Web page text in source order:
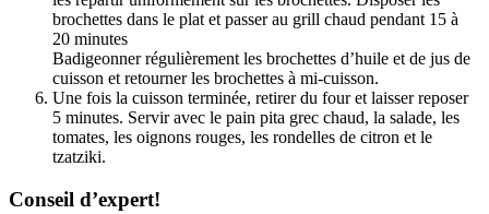
brochettes dans le plat et passer au grill chaud pendant 15 à
20 minutes
Badigeonner régulièrement les brochettes d’huile et de jus de
cuisson et retourner les brochettes à mi-cuisson.
Une fois la cuisson terminée, retirer du four et laisser reposer
5 minutes. Servir avec le pain pita grec chaud, la salade, les
tomates, les oignons rouges, les rondelles de citron et le
tzatziki.
Conseil d’expert!